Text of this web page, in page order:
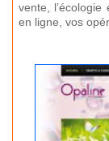
vente,
en ligne, vos